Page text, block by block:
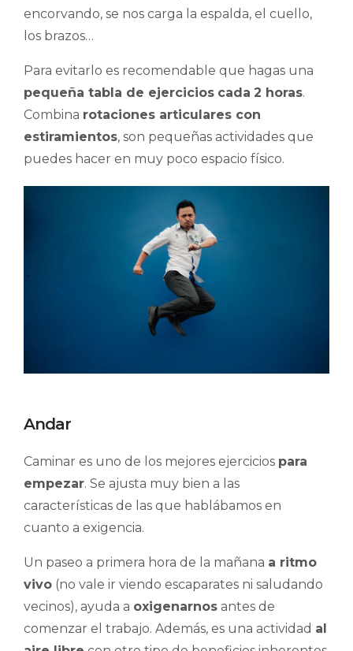
encorvando, se nos carga la espalda, el cuello,
los brazos…
Para evitarlo es recomendable que hagas una
pequeña tabla de ejercicios cada 2 horas.
Combina rotaciones articulares con
estiramientos, son pequeñas actividades que
puedes hacer en muy poco espacio físico.
Andar
Caminar es uno de los mejores ejercicios para
empezar. Se ajusta muy bien a las
características de las que hablábamos en
cuanto a exigencia.
Un paseo a primera hora de la mañana a ritmo
vivo (no vale ir viendo escaparates ni saludando
vecinos), ayuda a oxigenarnos antes de
comenzar el trabajo. Además, es una actividad al